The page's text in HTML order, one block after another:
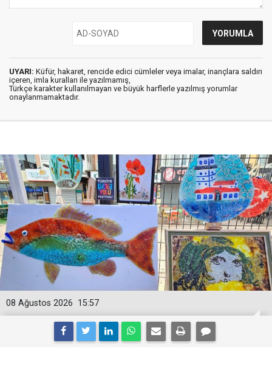
UYARI: Küfür, hakaret, rencide edici cümleler veya imalar, inançlara saldırı
içeren, imla kuralları ile yazılmamış,
Türkçe karakter kullanılmayan ve büyük harflerle yazılmış yorumlar
onaylanmamaktadır.
15:57
08 Ağustos 2026